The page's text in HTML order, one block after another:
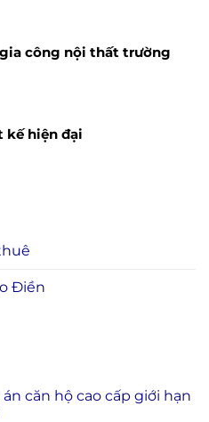
công nội thất trường
kế hiện đại
Điền
án căn hộ cao cấp giới hạn